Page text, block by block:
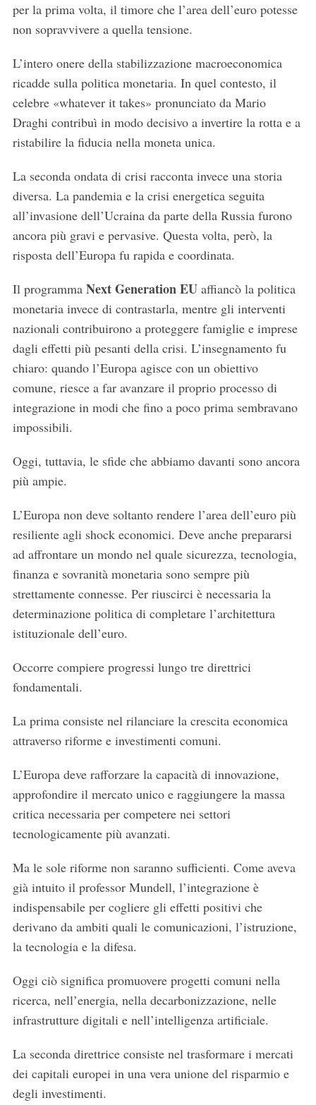
per la prima volta, il timore che l’area dell’euro potesse
non sopravvivere a quella tensione.
L’intero onere della stabilizzazione macroeconomica
ricadde sulla politica monetaria. In quel contesto, il
celebre «whatever it takes» pronunciato da Mario
Draghi contribuì in modo decisivo a invertire la rotta e a
ristabilire la fiducia nella moneta unica.
La seconda ondata di crisi racconta invece una storia
diversa. La pandemia e la crisi energetica seguita
all’invasione dell’Ucraina da parte della Russia furono
ancora più gravi e pervasive. Questa volta, però, la
risposta dell’Europa fu rapida e coordinata.
Il programma Next Generation EUaffiancò la politica
monetaria invece di contrastarla, mentre gli interventi
nazionali contribuirono a proteggere famiglie e imprese
dagli effetti più pesanti della crisi. L’insegnamento fu
chiaro: quando l’Europa agisce con un obiettivo
comune, riesce a far avanzare il proprio processo di
integrazione in modi che fino a poco prima sembravano
impossibili.
Oggi, tuttavia, le sfide che abbiamo davanti sono ancora
più ampie.
L’Europa non deve soltanto rendere l’area dell’euro più
resiliente agli shock economici. Deve anche prepararsi
ad affrontare un mondo nel quale sicurezza, tecnologia,
finanza e sovranità monetaria sono sempre più
strettamente connesse. Per riuscirci è necessaria la
determinazione politica di completare l’architettura
istituzionale dell’euro.
Occorre compiere progressi lungo tre direttrici
fondamentali.
La prima consiste nel rilanciare la crescita economica
attraverso riforme e investimenti comuni.
L’Europa deve rafforzare la capacità di innovazione,
approfondire il mercato unico e raggiungere la massa
critica necessaria per competere nei settori
tecnologicamente più avanzati.
Ma le sole riforme non saranno sufficienti. Come aveva
già intuito il professor Mundell, l’integrazione è
indispensabile per cogliere gli effetti positivi che
derivano da ambiti quali le comunicazioni, l’istruzione,
la tecnologia e la difesa.
Oggi ciò significa promuovere progetti comuni nella
ricerca, nell’energia, nella decarbonizzazione, nelle
infrastrutture digitali e nell’intelligenza artificiale.
La seconda direttrice consiste nel trasformare i mercati
dei capitali europei in una vera unione del risparmio e
degli investimenti.
S
e
r
c
r